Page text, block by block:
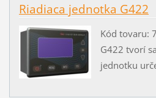
Riadiaca jednotka G422
Kód tovaru:
G422 tvorí
jednotku